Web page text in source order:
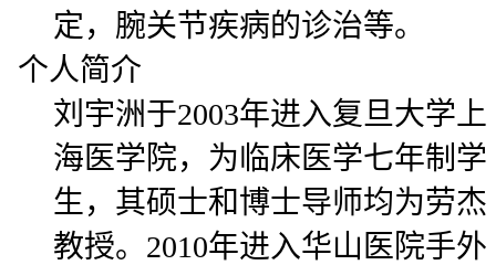
定，腕关节疾病的诊治等。
个人简介
刘宇洲于2003年进入复旦大学上
海医学院，为临床医学七年制学
生，其硕士和博士导师均为劳杰
教授。2010年进入华山医院手外